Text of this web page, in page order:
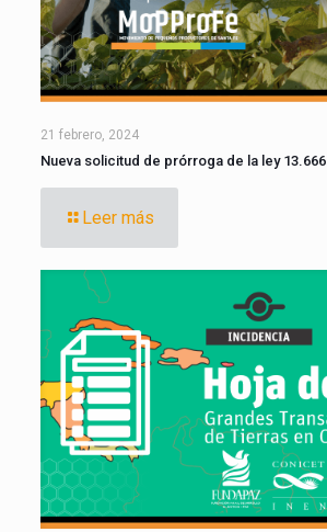
21 febrero, 2024
Nueva solicitud de prórroga de la ley 13.666
Leer más